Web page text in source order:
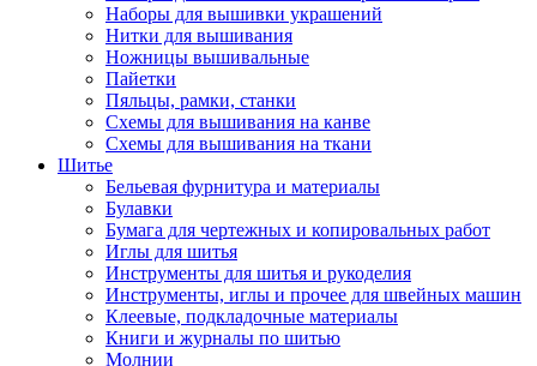
Наборы для вышивки украшений
Нитки для вышивания
Ножницы вышивальные
Пайетки
Пяльцы, рамки, станки
Схемы для вышивания на канве
Схемы для вышивания на ткани
Шитье
Бельевая фурнитура и материалы
Булавки
Бумага для чертежных и копировальных работ
Иглы для шитья
Инструменты для шитья и рукоделия
Инструменты, иглы и прочее для швейных машин
Клеевые, подкладочные материалы
Книги и журналы по шитью
Молнии